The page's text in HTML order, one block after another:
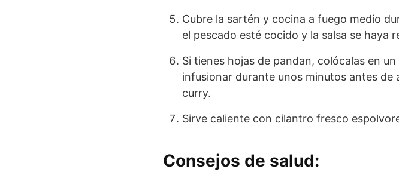
Cubre la sartén y cocina a fuego medio
el pescado esté cocido y la salsa se haya
Si tienes hojas de pandan, colócalas en
infusionar durante unos minutos antes de
curry.
Sirve caliente con cilantro fresco
Consejos de salud: